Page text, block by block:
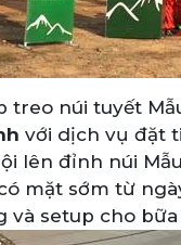
treo núi tuyết
với dịch vụ đặt
lên đỉnh núi
mặt sớm từ
và setup cho